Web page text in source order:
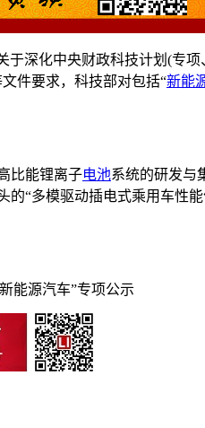
深化中央财政科技计划(专项
件要求，科技部对包括“新能
比能锂离子电池系统的研发与
的“多模驱动插电式乘用车性